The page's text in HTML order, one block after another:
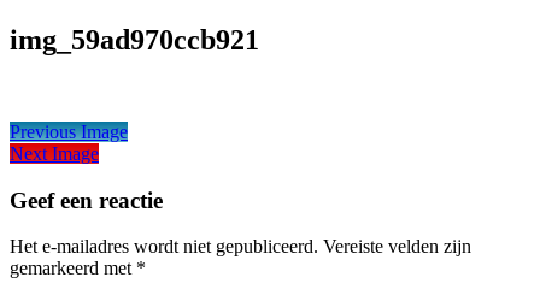
Aortastichting
img_59ad970ccb921
Previous Image
Next Image
Geef een reactie
Het e-mailadres wordt niet gepubliceerd. Vereiste velden zijn
gemarkeerd met *